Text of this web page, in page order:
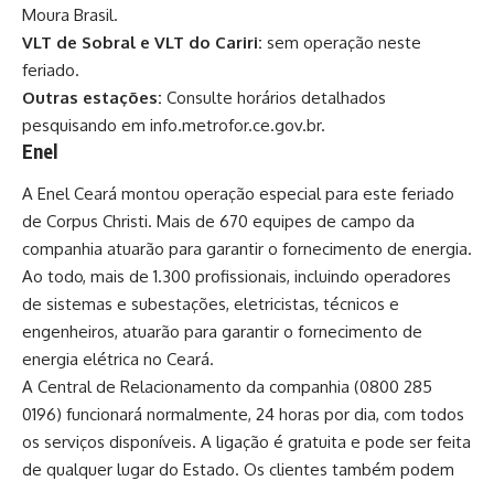
Moura Brasil.
VLT de Sobral e VLT do Cariri: sem operação neste
feriado.
Outras estações: Consulte horários detalhados
pesquisando em info.metrofor.ce.gov.br.
Enel
A Enel Ceará montou operação especial para este feriado
de Corpus Christi. Mais de 670 equipes de campo da
companhia atuarão para garantir o fornecimento de energia.
Ao todo, mais de 1.300 profissionais, incluindo operadores
de sistemas e subestações, eletricistas, técnicos e
engenheiros, atuarão para garantir o fornecimento de
energia elétrica no Ceará.
A Central de Relacionamento da companhia (0800 285
0196) funcionará normalmente, 24 horas por dia, com todos
os serviços disponíveis. A ligação é gratuita e pode ser feita
de qualquer lugar do Estado. Os clientes também podem